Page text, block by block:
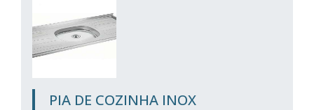
PIA DE COZINHA INOX